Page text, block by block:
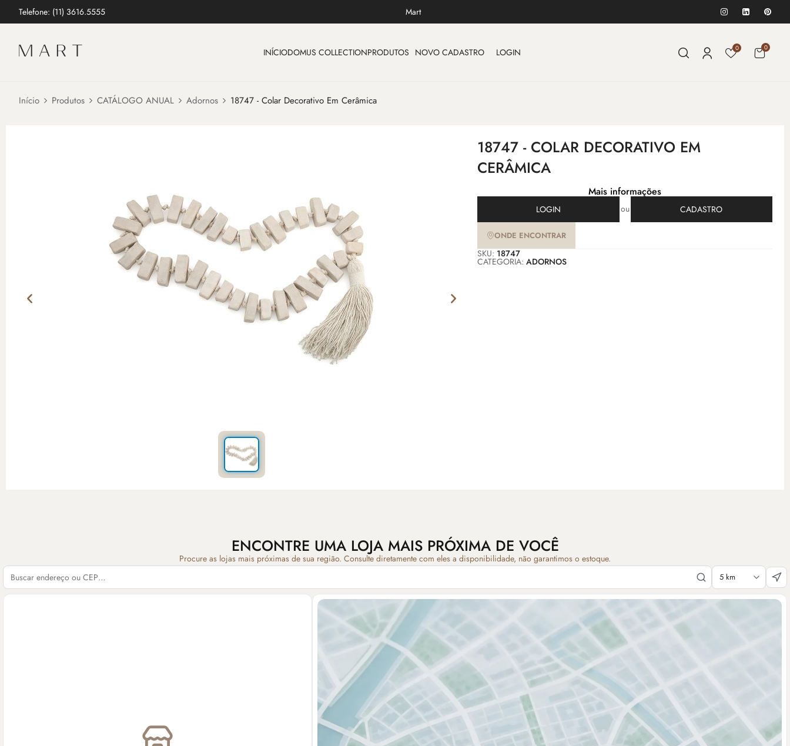
Telefone: (11) 3616.5555 Mart
INÍCIODOMUS COLLECTIONPRODUTOS NOVO CADASTRO LOGIN 0 0
Início Produtos CATÁLOGO ANUAL Adornos 18747 - Colar Decorativo Em Cerâmica
18747 - COLAR DECORATIVO EM
CERÂMICA
Mais informações
LOGIN ou CADASTRO
ONDE ENCONTRAR
SKU: 18747
CATEGORIA:ADORNOS
ENCONTRE UMA LOJA MAIS PRÓXIMA DE VOCÊ
Procure as lojas mais próximas de sua região. Consulte diretamente com eles a disponibilidade, não garantimos o estoque.